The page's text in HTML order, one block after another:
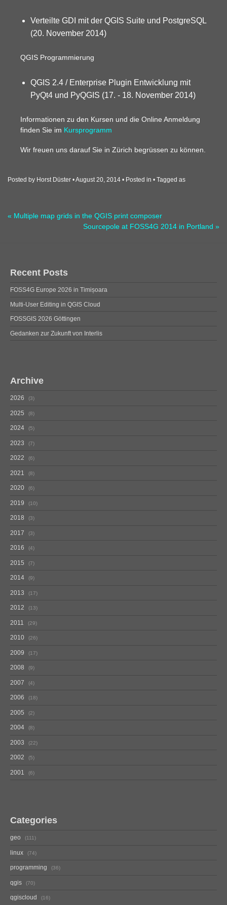
Verteilte GDI mit der QGIS Suite und PostgreSQL
(20. November 2014)
QGIS Programmierung
QGIS 2.4 / Enterprise Plugin Entwicklung mit
PyQt4 und PyQGIS (17. - 18. November 2014)
Informationen zu den Kursen und die Online Anmeldung
finden Sie im Kursprogramm
Wir freuen uns darauf Sie in Zürich begrüssen zu können.
Posted by Horst Düster August 20, 2014 Posted in Tagged as
« Multiple map grids in the QGIS print composer
Sourcepole at FOSS4G 2014 in Portland »
Recent Posts
FOSS4G Europe 2026 in Timișoara
Multi-User Editing in QGIS Cloud
FOSSGIS 2026 Göttingen
Gedanken zur Zukunft von Interlis
Archive
2026 3
2025 8
2024 5
2023 7
2022 6
2021 8
2020 6
2019 10
2018 3
2017 3
2016 4
2015 7
2014 9
2013 17
2012 13
2011 29
2010 26
2009 17
2008 9
2007 4
2006 18
2005 2
2004 8
2003 22
2002 5
2001 6
Categories
geo 111
linux 74
programming 36
qgis 70
qgiscloud 16